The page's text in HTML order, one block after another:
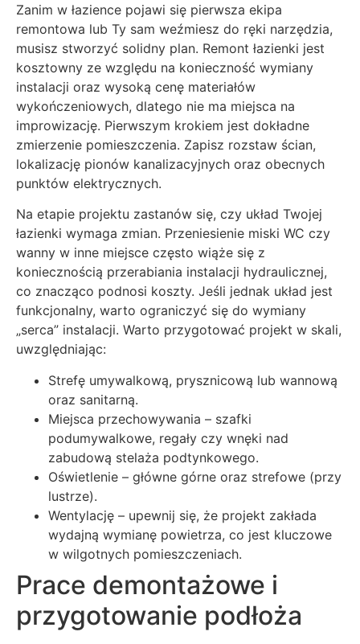
Zanim w łazience pojawi się pierwsza ekipa
remontowa lub Ty sam weźmiesz do ręki narzędzia,
musisz stworzyć solidny plan. Remont łazienki jest
kosztowny ze względu na konieczność wymiany
instalacji oraz wysoką cenę materiałów
wykończeniowych, dlatego nie ma miejsca na
improwizację. Pierwszym krokiem jest dokładne
zmierzenie pomieszczenia. Zapisz rozstaw ścian,
lokalizację pionów kanalizacyjnych oraz obecnych
punktów elektrycznych.
Na etapie projektu zastanów się, czy układ Twojej
łazienki wymaga zmian. Przeniesienie miski WC czy
wanny w inne miejsce często wiąże się z
koniecznością przerabiania instalacji hydraulicznej,
co znacząco podnosi koszty. Jeśli jednak układ jest
funkcjonalny, warto ograniczyć się do wymiany
„serca” instalacji. Warto przygotować projekt w skali,
uwzględniając:
Strefę umywalkową, prysznicową lub wannową
oraz sanitarną.
Miejsca przechowywania – szafki
podumywalkowe, regały czy wnęki nad
zabudową stelaża podtynkowego.
Oświetlenie – główne górne oraz strefowe (przy
lustrze).
Wentylację – upewnij się, że projekt zakłada
wydajną wymianę powietrza, co jest kluczowe
w wilgotnych pomieszczeniach.
Prace demontażowe i
przygotowanie podłoża